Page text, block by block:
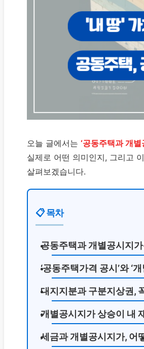
오늘 글에서는 ‘공동주택과 개별
실제로 어떤 의미인지, 그리고
살펴보겠습니다.
📋 목차
공동주택과 개별공시지
‘공동주택가격 공시’와 ‘
대지지분과 구분지상권,
개별공시지가 상승이 내
세금과 개별공시지가, 어